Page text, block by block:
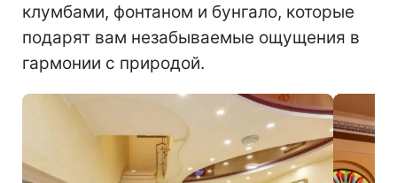
клумбами, фонтаном и бунгало, которые
подарят вам незабываемые ощущения в
гармонии с природой.